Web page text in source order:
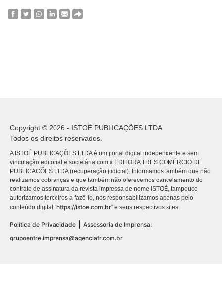
Copyright © 2026 - ISTOÉ PUBLICAÇÕES LTDA
Todos os direitos reservados.
A ISTOÉ PUBLICAÇÕES LTDA é um portal digital independente e sem
vinculação editorial e societária com a EDITORA TRES COMÉRCIO DE
PUBLICACÕES LTDA (recuperação judicial). Informamos também que não
realizamos cobranças e que também não oferecemos cancelamento do
contrato de assinatura da revista impressa de nome ISTOÉ, tampouco
autorizamos terceiros a fazê-lo, nos responsabilizamos apenas pelo
conteúdo digital “https://istoe.com.br” e seus respectivos sites.
Política de Privacidade
Assessoria de Imprensa:
grupoentre.imprensa@agenciafr.com.br